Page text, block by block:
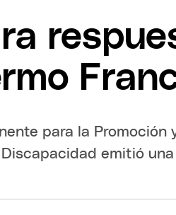
para la
Discapacidad emitió